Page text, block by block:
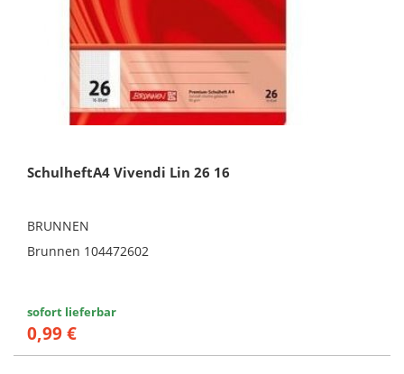
SchulheftA4 Vivendi Lin 26 16
BRUNNEN
Brunnen 104472602
sofort lieferbar
0,99 €